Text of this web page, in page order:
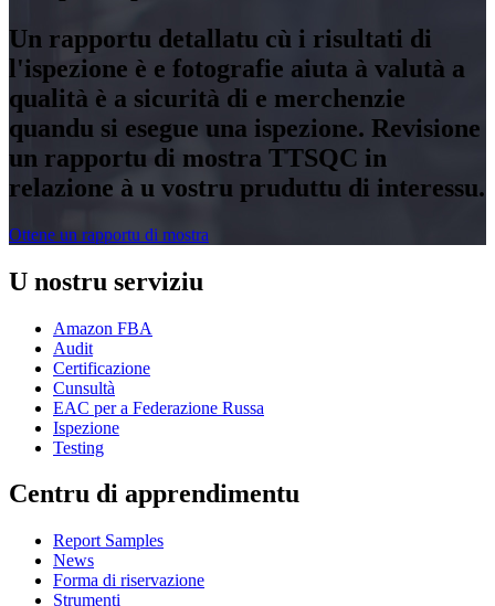
Un rapportu detallatu cù i risultati di
l'ispezione è e fotografie aiuta à valutà a
qualità è a sicurità di e merchenzie
quandu si esegue una ispezione. Revisione
un rapportu di mostra TTSQC in
relazione à u vostru pruduttu di interessu.
Ottene un rapportu di mostra
U nostru serviziu
Amazon FBA
Audit
Certificazione
Cunsultà
EAC per a Federazione Russa
Ispezione
Testing
Centru di apprendimentu
Report Samples
News
Forma di riservazione
Strumenti